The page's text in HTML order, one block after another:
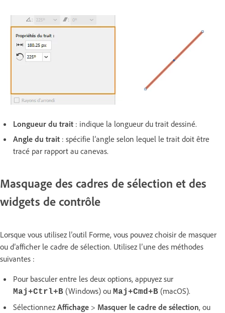
Longueur du trait : indique la longueur du trait dessiné.
Angle du trait : spécifie l’angle selon lequel le trait doit être
tracé par rapport au canevas.
Masquage des cadres de sélection et des
widgets de contrôle
Lorsque vous utilisez l’outil Forme, vous pouvez choisir de masquer
ou d’afficher le cadre de sélection. Utilisez l’une des méthodes
suivantes :
Pour basculer entre les deux options, appuyez sur
Maj+Ctrl+B (Windows) ou Maj+Cmd+B (macOS).
SélectionnezAffichage > Masquer le cadre de sélection, ou